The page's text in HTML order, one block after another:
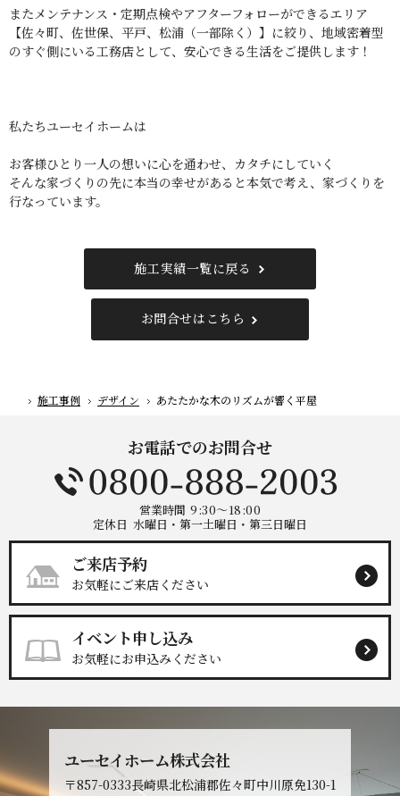
またメンテナンス・定期点検やアフターフォローができるエリア
【佐々町、佐世保、平戸、松浦（一部除く）】に絞り、地域密着型
のすぐ側にいる工務店として、安心できる生活をご提供します！
私たちユーセイホームは
お客様ひとり一人の想いに心を通わせ、カタチにしていく
そんな家づくりの先に本当の幸せがあると本気で考え、家づくりを
行なっています。
施工実績一覧に戻る
お問合せはこちら
ホーム
施工事例 デザイン あたたかな木のリズムが響く平屋
お電話でのお問合せ
営業時間 9:30～18:00
定休日 水曜日・第一土曜日・第三日曜日
ご来店予約
お気軽にご来店ください
イベント申し込み
お気軽にお申込みください
ユーセイホーム株式会社
〒857-0333長崎県北松浦郡佐々町中川原免130-1